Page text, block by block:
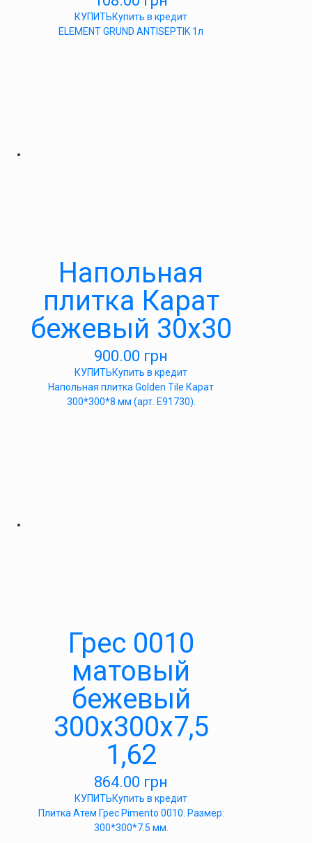
КУПИТЬКупить в кредит
ELEMENT GRUND ANTISEPTIK 1л
Напольная
плитка Карат
бежевый 30х30
900.00 грн
КУПИТЬКупить в кредит
Напольная плитка Golden Tile Карат
300*300*8 мм (арт. Е91730).
Грес 0010
матовый
бежевый
300х300х7,5
1,62
864.00 грн
КУПИТЬКупить в кредит
Плитка Атем Грес Pimento 0010. Размер:
300*300*7.5 мм.